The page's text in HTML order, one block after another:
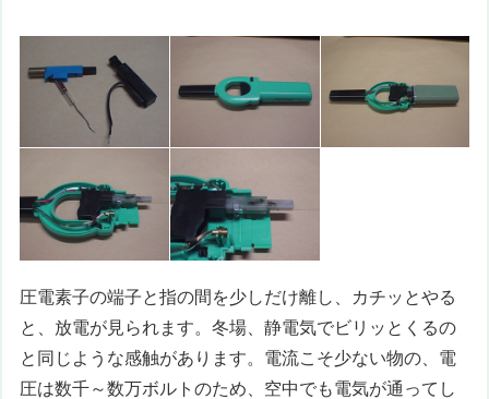
圧電素子の端子と指の間を少しだけ離し、カチッとやる
と、放電が見られます。冬場、静電気でビリッとくるの
と同じような感触があります。電流こそ少ない物の、電
圧は数千～数万ボルトのため、空中でも電気が通ってし